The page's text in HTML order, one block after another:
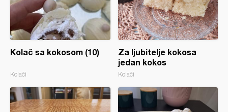
Kolač sa kokosom (10)
Kolači
Za ljubitelje kokosa
jedan kokos
Kolači